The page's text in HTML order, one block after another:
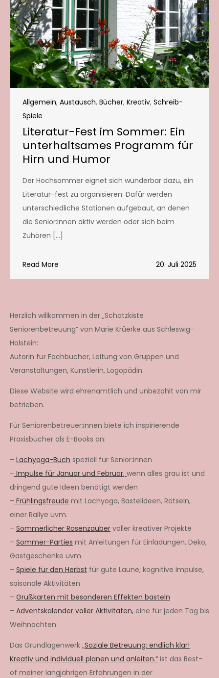
Allgemein, Austausch, Bücher, Kreativ, Schreib-
Spiele
Literatur-Fest im Sommer: Ein
unterhaltsames Programm für
Hirn und Humor
Der Hochsommer eignet sich wunderbar dazu, ein
Literatur-fest zu organisieren: Dafür werden
unterschiedliche Stationen aufgebaut, an denen
die Senior:innen aktiv werden oder sich beim
Zuhören […]
Read More 20. Juli 2025
Herzlich willkommen in der „Schatzkiste
Seniorenbetreuung“ von Marie Krüerke aus Schleswig-
Holstein:
Autorin für Fachbücher, Leitung von Gruppen und
Veranstaltungen, Künstlerin, Logopädin.
Diese Website wird ehrenamtlich und unbezahlt von mir
betrieben.
Für Seniorenbetreuer:innen biete ich inspirierende
Praxisbücher als E-Books an:
– Lachyoga-Buch speziell für Senior:innen
– Impulse für Januar und Februar, wenn alles grau ist und
dringend gute Ideen benötigt werden
– Frühlingsfreude mit Lachyoga, Bastelideen, Rätseln,
einer Rallye uvm.
– Sommerlicher Rosenzauber voller kreativer Projekte
– Sommer-Parties mit Anleitungen für Einladungen, Deko,
Gastgeschenke uvm.
– Spiele für den Herbst für gute Laune, kognitive Impulse,
saisonale Aktivitäten
– Grußkarten mit besonderen Effekten basteln
– Adventskalender voller Aktivitäten, eine für jeden Tag bis
Weihnachten
Das Grundlagenwerk „Soziale Betreuung: endlich klar!
Kreativ und individuell planen und anleiten.“ ist das Best-
of meiner langjährigen Erfahrungen in der